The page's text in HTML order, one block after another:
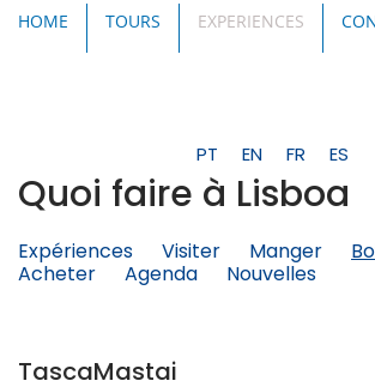
HOME TOURS EXPERIENCES
PT EN FR ES
Quoi faire à Lisboa
Expériences Visiter Manger
Acheter
Agenda Nouvelles
TascaMastai